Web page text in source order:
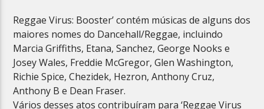
Reggae Virus: Booster’ contém músicas de alguns dos
maiores nomes do Dancehall/Reggae, incluindo
Marcia Griffiths, Etana, Sanchez, George Nooks e
Josey Wales, Freddie McGregor, Glen Washington,
Richie Spice, Chezidek, Hezron, Anthony Cruz,
Anthony B e Dean Fraser.
Vários desses atos contribuíram para ‘Reggae Virus